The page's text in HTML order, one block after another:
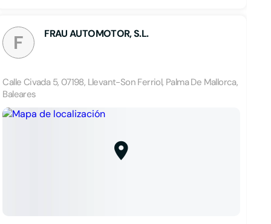
F FRAU AUTOMOTOR, S.L.
Calle Civada 5, 07198, Llevant-Son Ferriol, Palma De Mallorca,
Baleares